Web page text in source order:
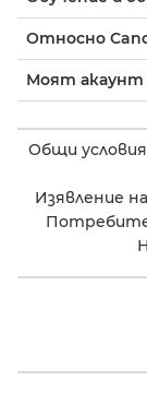
Относно
Моят акаунт
Общи условия
Изявление